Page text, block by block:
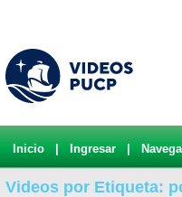
Inicio Ingresar
Videos por Etiqueta: